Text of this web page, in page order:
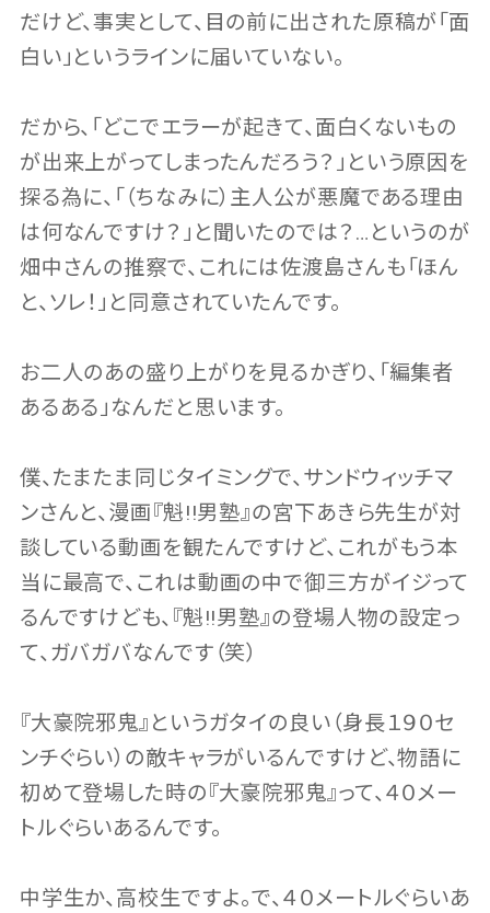
だけど、事実として、目の前に出された原稿が「面
白い」というラインに届いていない。
だから、「どこでエラーが起きて、面白くないもの
が出来上がってしまったんだろう？」という原因を
探る為に、「（ちなみに）主人公が悪魔である理由
は何なんですけ？」と聞いたのでは？…というのが
畑中さんの推察で、これには佐渡島さんも「ほん
と、ソレ！」と同意されていたんです。
お二人のあの盛り上がりを見るかぎり、「編集者
あるある」なんだと思います。
僕、たまたま同じタイミングで、サンドウィッチマ
ンさんと、漫画『魁!!男塾』の宮下あきら先生が対
談している動画を観たんですけど、これがもう本
当に最高で、これは動画の中で御三方がイジって
るんですけども、『魁!!男塾』の登場人物の設定っ
て、ガバガバなんです（笑）
『大豪院邪鬼』というガタイの良い（身長１９０セ
ンチぐらい）の敵キャラがいるんですけど、物語に
初めて登場した時の『大豪院邪鬼』って、４０メー
トルぐらいあるんです。
中学生か、高校生ですよ。で、４０メートルぐらいあ